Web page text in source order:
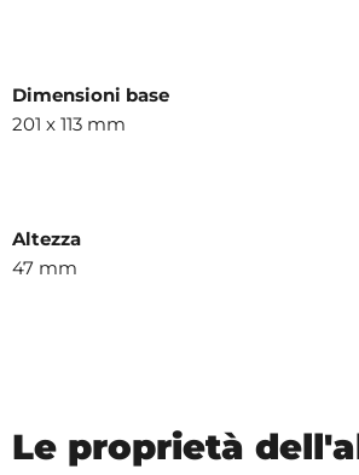
Dimensioni base
201 x 113 mm
Altezza
47 mm
Le proprietà